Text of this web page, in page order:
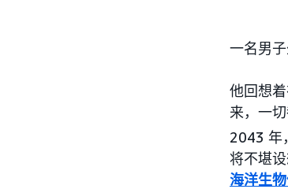
一名男
他回想
来，一
2043 年，
将不堪
海洋生